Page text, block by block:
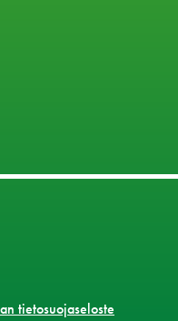
tietosuojaseloste